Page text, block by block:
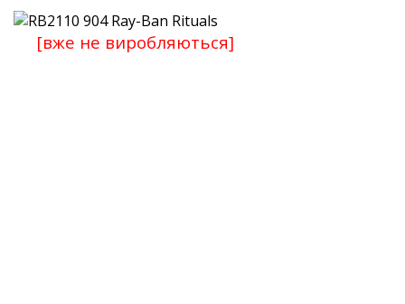
[вже не виробляються]